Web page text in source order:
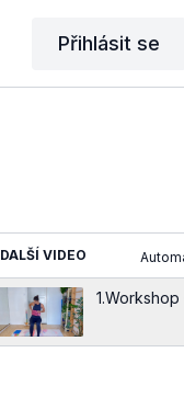
Přihlásit se
DALŠÍ VIDEO
1.Workshop